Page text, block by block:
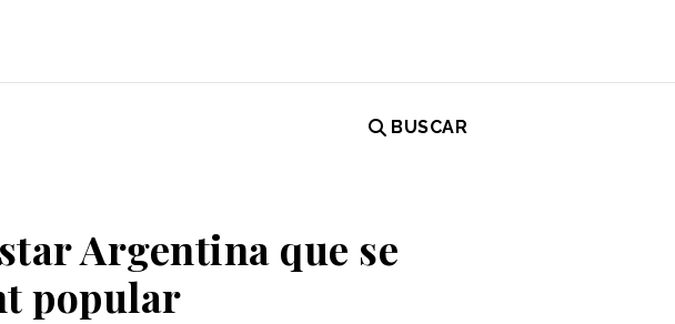
BUSCAR
Argentina que se
popular